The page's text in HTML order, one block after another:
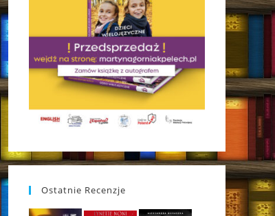
Ostatnie Recenzje